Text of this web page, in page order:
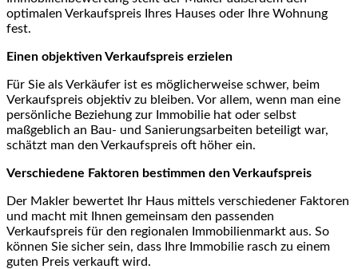
optimalen Verkaufspreis Ihres Hauses oder Ihre Wohnung
fest.
Einen objektiven Verkaufspreis erzielen
Für Sie als Verkäufer ist es möglicherweise schwer, beim
Verkaufspreis objektiv zu bleiben. Vor allem, wenn man eine
persönliche Beziehung zur Immobilie hat oder selbst
maßgeblich an Bau- und Sanierungsarbeiten beteiligt war,
schätzt man den Verkaufspreis oft höher ein.
Verschiedene Faktoren bestimmen den Verkaufspreis
Der Makler bewertet Ihr Haus mittels verschiedener Faktoren
und macht mit Ihnen gemeinsam den passenden
Verkaufspreis für den regionalen Immobilienmarkt aus. So
können Sie sicher sein, dass Ihre Immobilie rasch zu einem
guten Preis verkauft wird.